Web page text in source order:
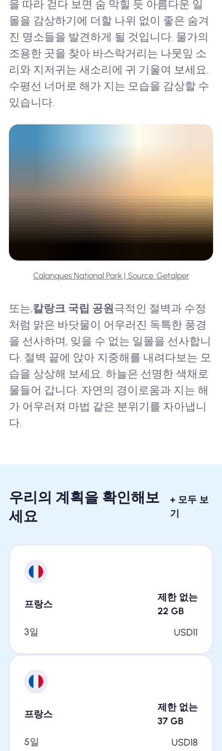
을 따라 걷다 보면 숨 막힐 듯 아름다운 일
몰을 감상하기에 더할 나위 없이 좋은 숨겨
진 명소들을 발견하게 될 것입니다. 물가의
조용한 곳을 찾아 바스락거리는 나뭇잎 소
리와 지저귀는 새소리에 귀 기울여 보세요.
수평선 너머로 해가 지는 모습을 감상할 수
있습니다.
Calanques National Park | Source: Getalper
또는,칼랑크 국립 공원극적인 절벽과 수정
처럼 맑은 바닷물이 어우러진 독특한 풍경
을 선사하며, 잊을 수 없는 일몰을 선사합니
다. 절벽 끝에 앉아 지중해를 내려다보는 모
습을 상상해 보세요. 하늘은 선명한 색채로
물들어 갑니다. 자연의 경이로움과 지는 해
가 어우러져 마법 같은 분위기를 자아냅니
다.
우리의 계획을 확인해보
세요
+ 모두 보
기
프랑스
제한 없는
22 GB
3일
USD11
프랑스
제한 없는
37 GB
5일
USD18